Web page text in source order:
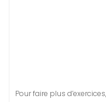
Pour faire plus